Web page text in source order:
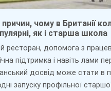
чому в Британії
як і старша школа
ресторан, допомога з
підтримка і навіть лами
досвід може стати в
запуску профільної